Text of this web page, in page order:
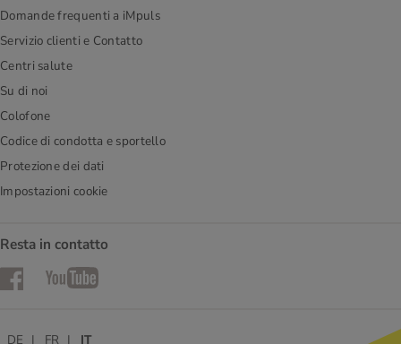
Domande frequenti a iMpuls
Servizio clienti e Contatto
Centri salute
Su di noi
Colofone
Codice di condotta e sportello
Protezione dei dati
Impostazioni cookie
Resta in contatto
FacebookYouTube
DE FR IT